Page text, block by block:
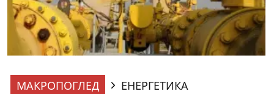
МАКРОПОГЛЕД
ЕНЕРГЕТИКА